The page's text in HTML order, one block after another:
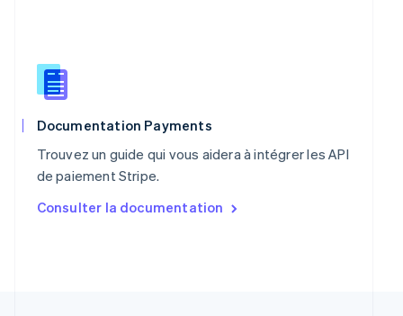
Documentation Payments
Trouvez un guide qui vous aidera à intégrer les API
de paiement Stripe.
Consulter la documentation
English
Roumanie
English
Royaume-Uni
Singapour
English简体中文
English